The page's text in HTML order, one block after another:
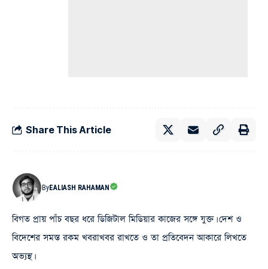
Share This Article
ByEALIASH RAHAMAN
বিগত প্রায় পাঁচ বছর ধরে ডিজিটাল মিডিয়ার কাজের সঙ্গে যুক্ত। দেশ ও
বিদেশের সমস্ত রকম খবরাখবর রাখতে ও তা প্রতিবেদন আকারে লিখতে
অভ্যস্থ।